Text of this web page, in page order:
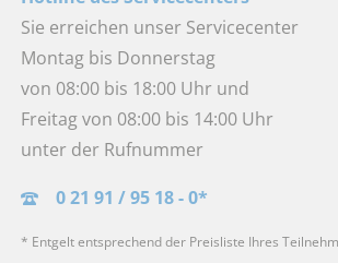
Sie erreichen unser Servicecenter
Montag bis Donnerstag
von 08:00 bis 18:00 Uhr und
Freitag von 08:00 bis 14:00 Uhr
unter der Rufnummer
0 21 91 / 95 18 - 0*
* Entgelt entsprechend der Preisliste Ihres